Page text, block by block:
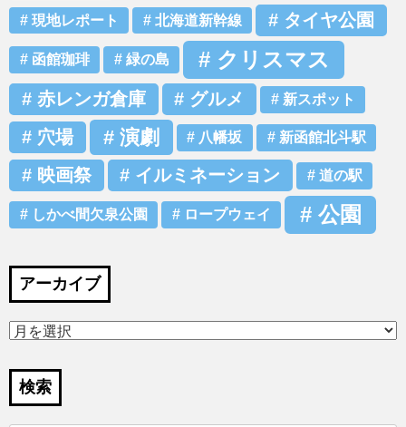
現地レポート 北海道新幹線 タイヤ公園
函館珈琲 緑の島 クリスマス
赤レンガ倉庫 グルメ 新スポット
穴場 演劇 八幡坂 新函館北斗駅
映画祭 イルミネーション 道の駅
しかべ間欠泉公園 ロープウェイ 公園
アーカイブ
検索